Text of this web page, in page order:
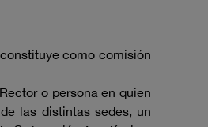
como comisión
o persona en quien
las distintas sedes, un